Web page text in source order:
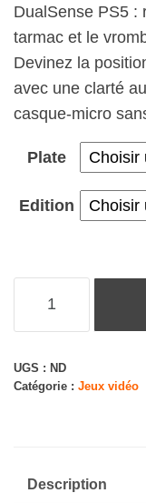
DualSense PS5 :
tarmac et le
Devinez la
avec une clarté
casque-micro
Plate
Edition
Gran
Turismo
de
UGS : ND
Catégorie : Jeux vidéo
Description